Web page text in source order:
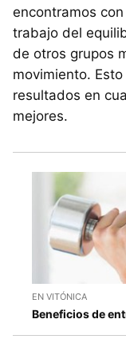
encontramos
trabajo del
de otros grupos
movimiento.
resultados en
mejores.
EN VITÓNICA
Beneficios de